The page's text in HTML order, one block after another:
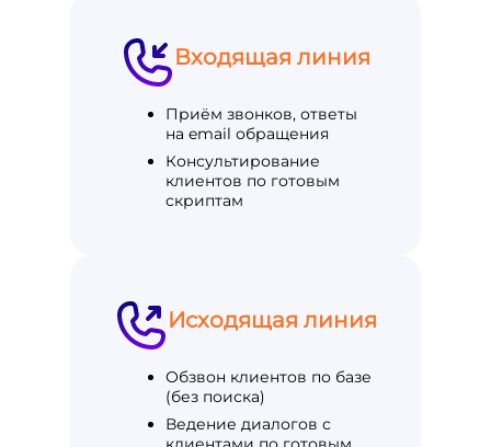
Входящая линия
Приём звонков, ответы
на email обращения
Консультирование
клиентов по готовым
скриптам
Исходящая линия
Обзвон клиентов по базе
(без поиска)
Ведение диалогов с